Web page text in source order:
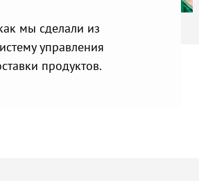
мы сделали из
управления
продуктов.